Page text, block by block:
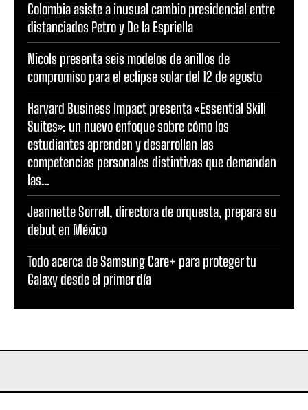
Colombia asiste a inusual cambio presidencial entre
distanciados Petro y De la Espriella
Nicols presenta seis modelos de anillos de
compromiso para el eclipse solar del 12 de agosto
Harvard Business Impact presenta «Essential Skill
Suites»: un nuevo enfoque sobre cómo los
estudiantes aprenden y desarrollan las
competencias personales distintivas que demandan
las...
Jeannette Sorrell, directora de orquesta, prepara su
debut en México
Todo acerca de Samsung Care+ para proteger tu
Galaxy desde el primer día